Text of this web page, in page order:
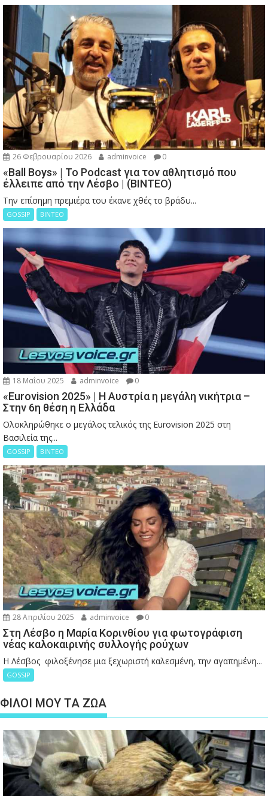
26 Φεβρουαρίου 2026 adminvoice 0
«Ball Boys» | Το Podcast για τον αθλητισμό που
έλλειπε από την Λέσβο | (ΒΙΝΤΕΟ)
Την επίσημη πρεμιέρα του έκανε χθές το βράδυ...
GOSSIP ΒΙΝΤΕΟ
18 Μαΐου 2025 adminvoice 0
«Eurovision 2025» | Η Αυστρία η μεγάλη νικήτρια –
Στην 6η θέση η Ελλάδα
Ολοκληρώθηκε ο μεγάλος τελικός της Eurovision 2025 στη
Βασιλεία της...
GOSSIP ΒΙΝΤΕΟ
28 Απριλίου 2025 adminvoice 0
Στη Λέσβο η Μαρία Κορινθίου για φωτογράφιση
νέας καλοκαιρινής συλλογής ρούχων
Η Λέσβος φιλοξένησε μια ξεχωριστή καλεσμένη, την αγαπημένη...
GOSSIP
ΦΙΛΟΙ ΜΟΥ ΤΑ ΖΩΑ